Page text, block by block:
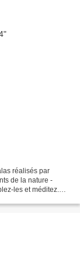
réalisés par
de la nature -
les et méditez.